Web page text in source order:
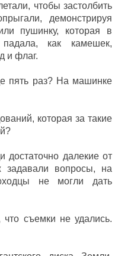
чтобы застолбить
демонстрируя
пушинку, которая в
падала, как камешек,
и флаг.
пять раз? На машинке
которая за такие
далекие от
задавали вопросы, на
не могли дать
съемки не удались.